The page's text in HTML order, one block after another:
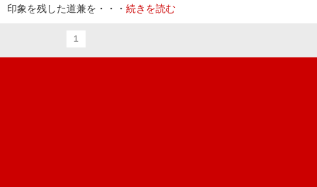
印象を残した道兼を・・・ 続きを読む
1